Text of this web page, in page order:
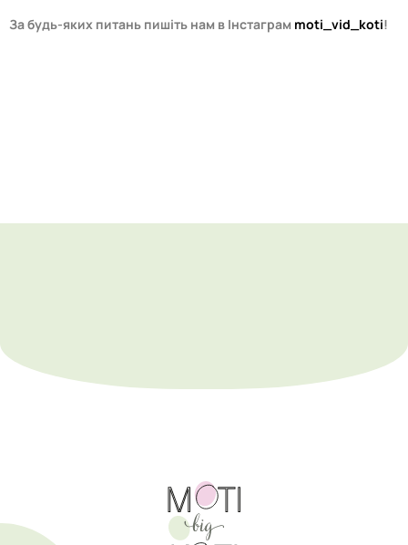
За будь-яких питань пишіть нам в Інстаграм moti_vid_koti!